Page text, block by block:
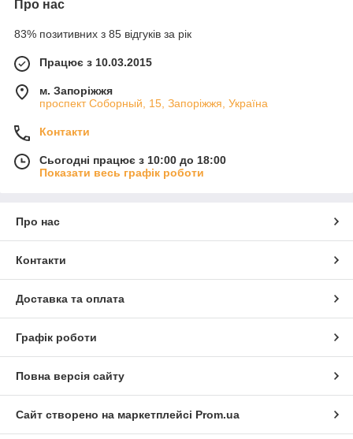
Про нас
83% позитивних з 85 відгуків за рік
Працює з 10.03.2015
м. Запоріжжя
проспект Соборный, 15, Запоріжжя, Україна
Контакти
Сьогодні працює з 10:00 до 18:00
Показати весь графік роботи
Про нас
Контакти
Доставка та оплата
Графік роботи
Повна версія сайту
Сайт створено на маркетплейсі Prom.ua